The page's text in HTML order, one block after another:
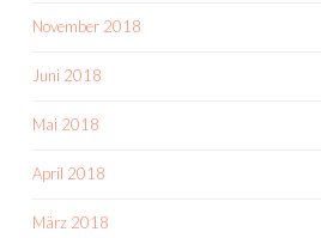
November 2018
Juni 2018
Mai 2018
April 2018
März 2018